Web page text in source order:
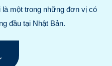
là một trong những đơn vị có
đầu tại Nhật Bản.